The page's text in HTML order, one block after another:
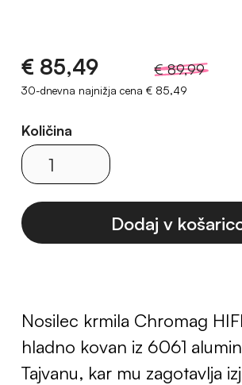
€ 85,49 € 89,99
30-dnevna najnižja cena € 85,49
Količina
Nosilec krmila Chromag
hladno kovan iz 6061
Tajvanu, kar mu zagotavlja